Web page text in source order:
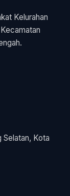
Kelurahan
Kota